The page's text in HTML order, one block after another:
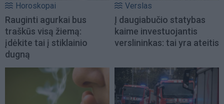
Horoskopai
Rauginti agurkai bus
traškūs visą žiemą:
įdėkite tai į stiklainio
dugną
Verslas
Į daugiabučio statybas
kaime investuojantis
verslininkas: tai yra ateitis